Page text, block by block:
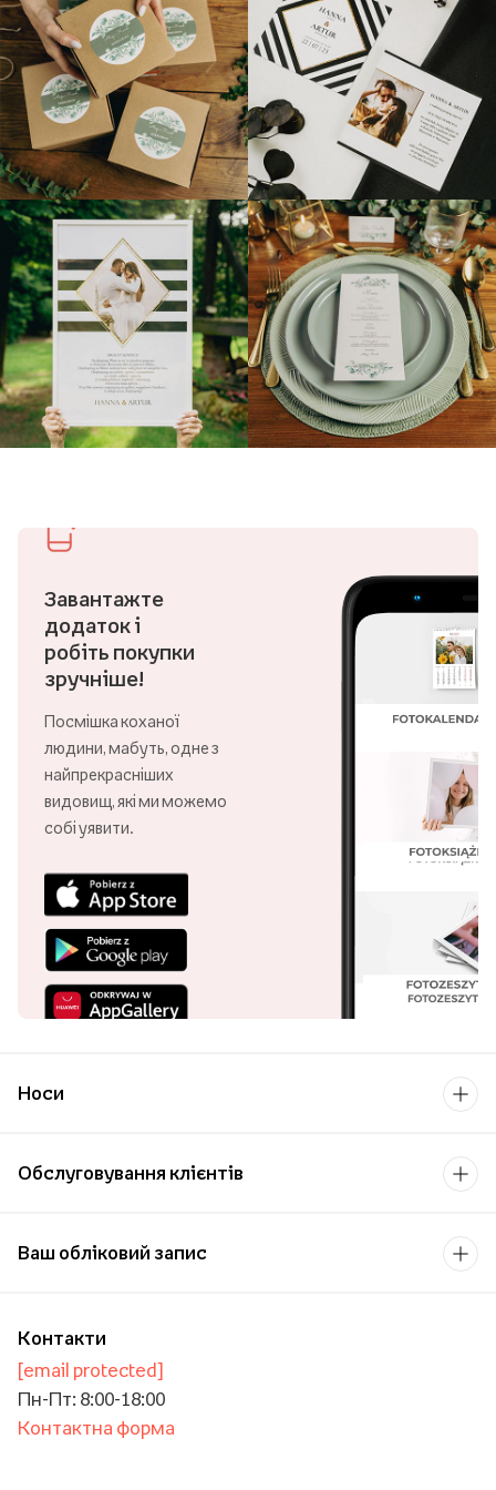
Завантажте
додаток і
робіть покупки
зручніше!
Посмішка коханої
людини, мабуть, одне з
найпрекрасніших
видовищ, які ми можемо
собі уявити.
Носи
Обслуговування клієнтів
Контакти
[email protected]
Пн-Пт: 8:00-18:00
Контактна форма
Ваш обліковий запис